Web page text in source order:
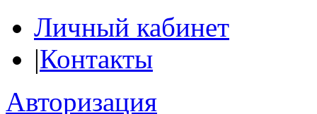
Личный кабинет
|Контакты
Авторизация